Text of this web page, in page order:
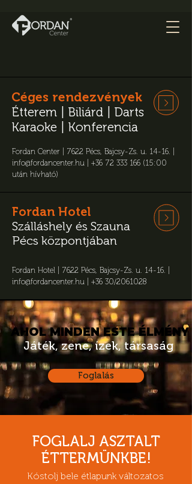
Céges rendezvények
Étterem | Biliárd | Darts
Karaoke
Konferencia
Fordan Center | 7622 Pécs, Bajcsy-Zs. u. 14-16.
info@fordancenter.hu
+36 72 333 166 (15:00
után hívható)
Fordan Hotel
Szálláshely és Szauna
Pécs központjában
Fordan Hotel | 7622 Pécs, Bajcsy-Zs. u. 14-16.
info@fordancenter.hu | +36 30/2061028
Játék, zene, ízek, társaság
AHOL MINDEN ESTE ÉLMÉNY
AHOL MINDEN ESTE ÉLMÉNY
Foglalás
FOGLALJ ASZTALT
ÉTTERMÜNKBE!
Kóstolj bele étlapunk változatos